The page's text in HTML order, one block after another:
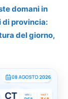
domani in
di provincia:
del giorno,